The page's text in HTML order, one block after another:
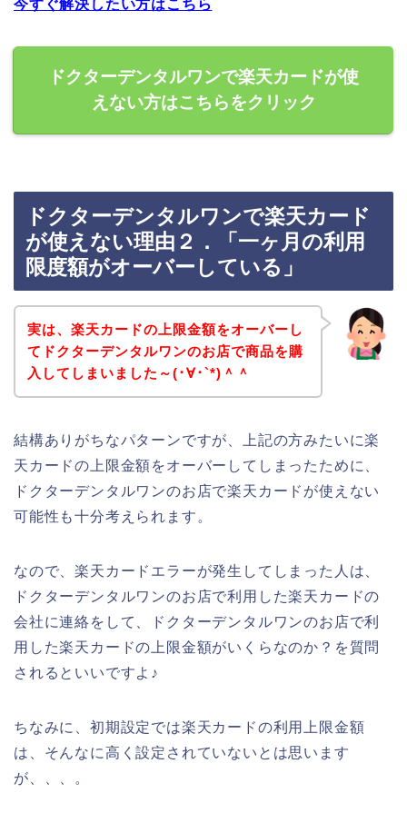
今すぐ解決したい方はこちら
ドクターデンタルワンで楽天カードが使
えない方はこちらをクリック
ドクターデンタルワンで楽天カード
が使えない理由２．「一ヶ月の利用
限度額がオーバーしている」
実は、楽天カードの上限金額をオーバーし
てドクターデンタルワンのお店で商品を購
入してしまいました～(･∀･`*)＾＾
結構ありがちなパターンですが、上記の方みたいに楽
天カードの上限金額をオーバーしてしまったために、
ドクターデンタルワンのお店で楽天カードが使えない
可能性も十分考えられます。
なので、楽天カードエラーが発生してしまった人は、
ドクターデンタルワンのお店で利用した楽天カードの
会社に連絡をして、ドクターデンタルワンのお店で利
用した楽天カードの上限金額がいくらなのか？を質問
されるといいですよ♪
ちなみに、初期設定では楽天カードの利用上限金額
は、そんなに高く設定されていないとは思います
が、、、。